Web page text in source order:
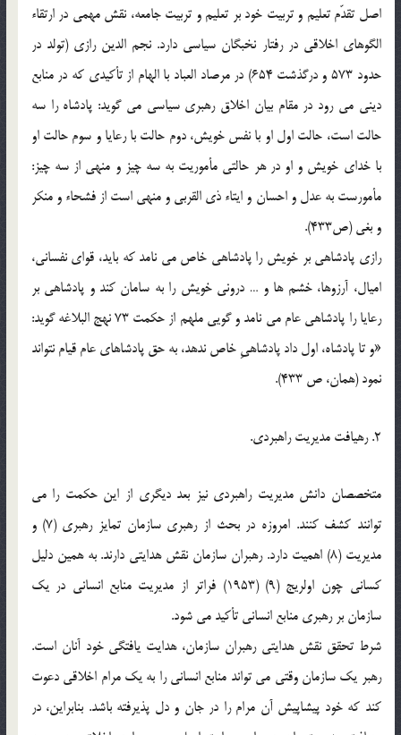
اصل تقدّم تعليم و تربيت خود بر تعليم و تربيت جامعه، نقش مهمي در ارتقاء
الگوهاي اخلاقي در رفتار نخبگان سياسي دارد. نجم الدين رازي (تولد در
حدود 573 و درگذشت 654) در مرصاد العباد با الهام از تأکيدي که در منابع
ديني مي رود در مقام بيان اخلاق رهبري سياسي مي گويد: پادشاه را سه
حالت است، حالت اول او با نفس خويش، دوم حالت با رعايا و سوم حالت او
با خداي خويش و او در هر حالتي مأموريت به سه چيز و منهي از سه چيز:
مأمورست به عدل و احسان و ايتاء ذي القربي و منهي است از فشحاء و منکر
و بغي (ص433).
رازي پادشاهي بر خويش را پادشاهي خاص مي نامد که بايد، قواي نفساني،
اميال، آرزوها، خشم ها و … دروني خويش را به سامان کند و پادشاهي بر
رعايا را پادشاهي عام مي نامد و گويي ملهم از حکمت 73 نهج البلاغه گويد:
«و تا پادشاه، اول داد پادشاهيِ خاص ندهد، به حق پادشاهاي عام قيام نتواند
نمود (همان، ص 433).
2. رهيافت مديريت راهبردي.
متخصصان دانش مديريت راهبردي نيز بعد ديگري از اين حکمت را مي
توانند کشف کنند. امروزه در بحث از رهبري سازمان تمايز رهبري (7) و
مديريت (8) اهميت دارد. رهبران سازمان نقش هدايتي دارند. به همين دليل
کساني چون اولريج (9) (1953) فراتر از مديريت منابع انساني در يک
سازمان بر رهبري منابع انساني تأکيد مي شود.
شرط تحقق نقش هدايتي رهبران سازمان، هدايت يافتگي خود آنان است.
رهبر يک سازمان وقتي مي تواند منابع انساني را به يک مرام اخلاقي دعوت
کند که خود پيشاپيش آن مرام را در جان و دل پذيرفته باشد. بنابراين، در